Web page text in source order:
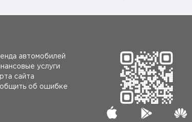
автомобилей
услуги
сайта
об ошибке